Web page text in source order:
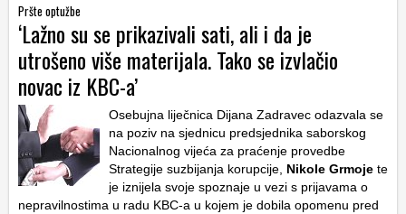
Pršte optužbe
‘Lažno su se prikazivali sati, ali i da je
utrošeno više materijala. Tako se izvlačio
novac iz KBC-a’
Osebujna liječnica Dijana Zadravec odazvala se
na poziv na sjednicu predsjednika saborskog
Nacionalnog vijeća za praćenje provedbe
Strategije suzbijanja korupcije, Nikole Grmoje te
je iznijela svoje spoznaje u vezi s prijavama o
nepravilnostima u radu KBC-a u kojem je dobila opomenu pred